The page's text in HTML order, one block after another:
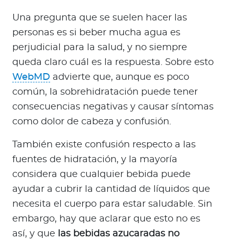
Una pregunta que se suelen hacer las
personas es si beber mucha agua es
perjudicial para la salud, y no siempre
queda claro cuál es la respuesta. Sobre esto
WebMD advierte que, aunque es poco
común, la sobrehidratación puede tener
consecuencias negativas y causar síntomas
como dolor de cabeza y confusión.
También existe confusión respecto a las
fuentes de hidratación, y la mayoría
considera que cualquier bebida puede
ayudar a cubrir la cantidad de líquidos que
necesita el cuerpo para estar saludable. Sin
embargo, hay que aclarar que esto no es
así, y que las bebidas azucaradas no